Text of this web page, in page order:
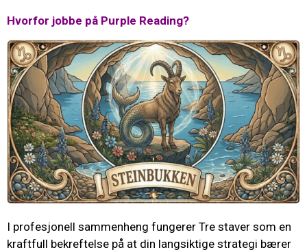
Hvorfor jobbe på Purple Reading?
I profesjonell sammenheng fungerer Tre staver som en
kraftfull bekreftelse på at din langsiktige strategi bærer